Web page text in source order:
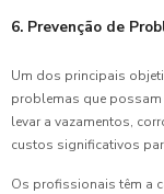
6. Prevenção de
Um dos principais
problemas que
levar a vazamentos,
custos significativos
Os profissionais têm a